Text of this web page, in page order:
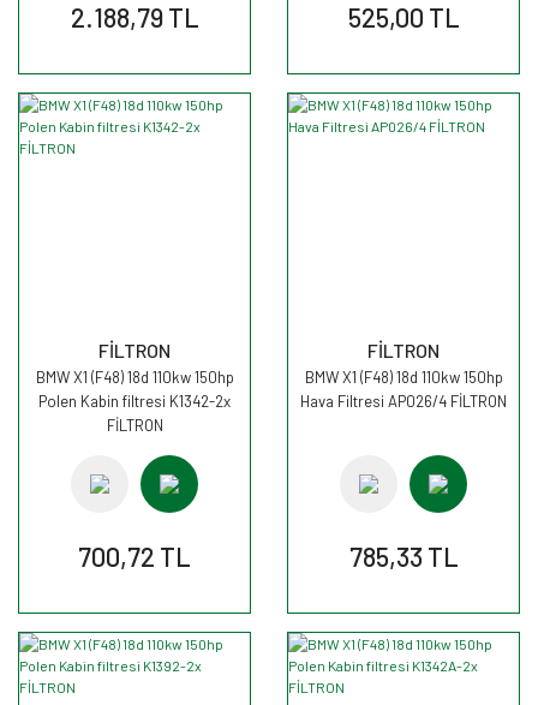
2.188,79 TL 525,00 TL
FİLTRON
BMW X1 (F48) 18d 110kw 150hp
Polen Kabin filtresi K1342-2x
FİLTRON
700,72 TL
FİLTRON
BMW X1 (F48) 18d 110kw 150hp
Hava Filtresi AP026/4 FİLTRON
785,33 TL